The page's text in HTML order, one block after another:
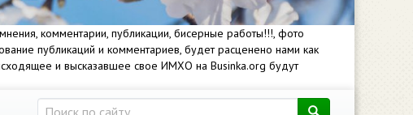
комментарии, публикации, бисерные работы!!!, фото
публикаций и комментариев, будет расценено нами как
и высказавшее свое ИМХО на Businka.org будут